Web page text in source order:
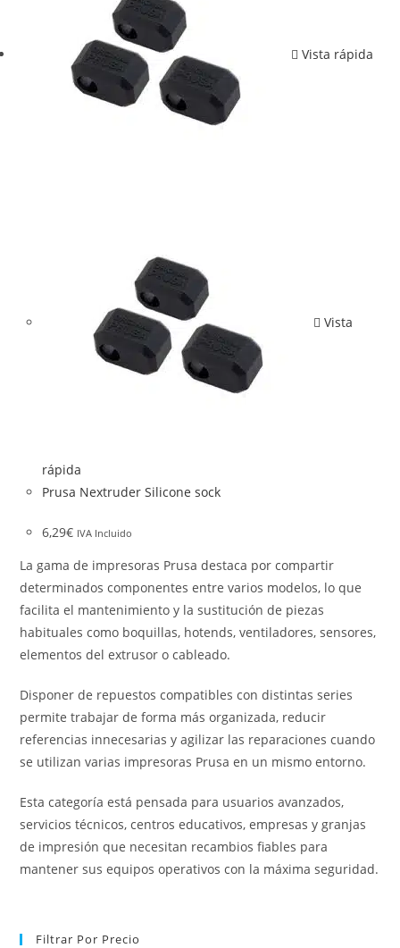
Vista rápida
Vista
rápida
Prusa Nextruder Silicone sock
6,29€ IVA Incluido
La gama de impresoras Prusa destaca por compartir
determinados componentes entre varios modelos, lo que
facilita el mantenimiento y la sustitución de piezas
habituales como boquillas, hotends, ventiladores, sensores,
elementos del extrusor o cableado.
Disponer de repuestos compatibles con distintas series
permite trabajar de forma más organizada, reducir
referencias innecesarias y agilizar las reparaciones cuando
se utilizan varias impresoras Prusa en un mismo entorno.
Esta categoría está pensada para usuarios avanzados,
servicios técnicos, centros educativos, empresas y granjas
de impresión que necesitan recambios fiables para
mantener sus equipos operativos con la máxima seguridad.
Filtrar Por Precio